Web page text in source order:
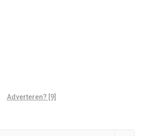
Adverteren? [9]